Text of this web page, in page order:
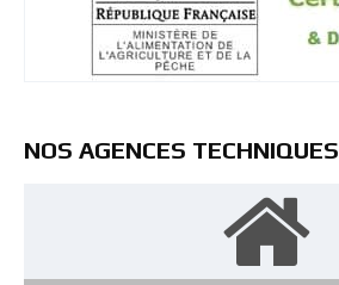
NOS AGENCES TECHNIQUES